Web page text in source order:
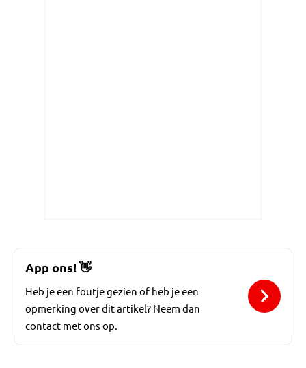
App ons! 👋
Heb je een foutje gezien of heb je een
opmerking over dit artikel? Neem dan
contact met ons op.